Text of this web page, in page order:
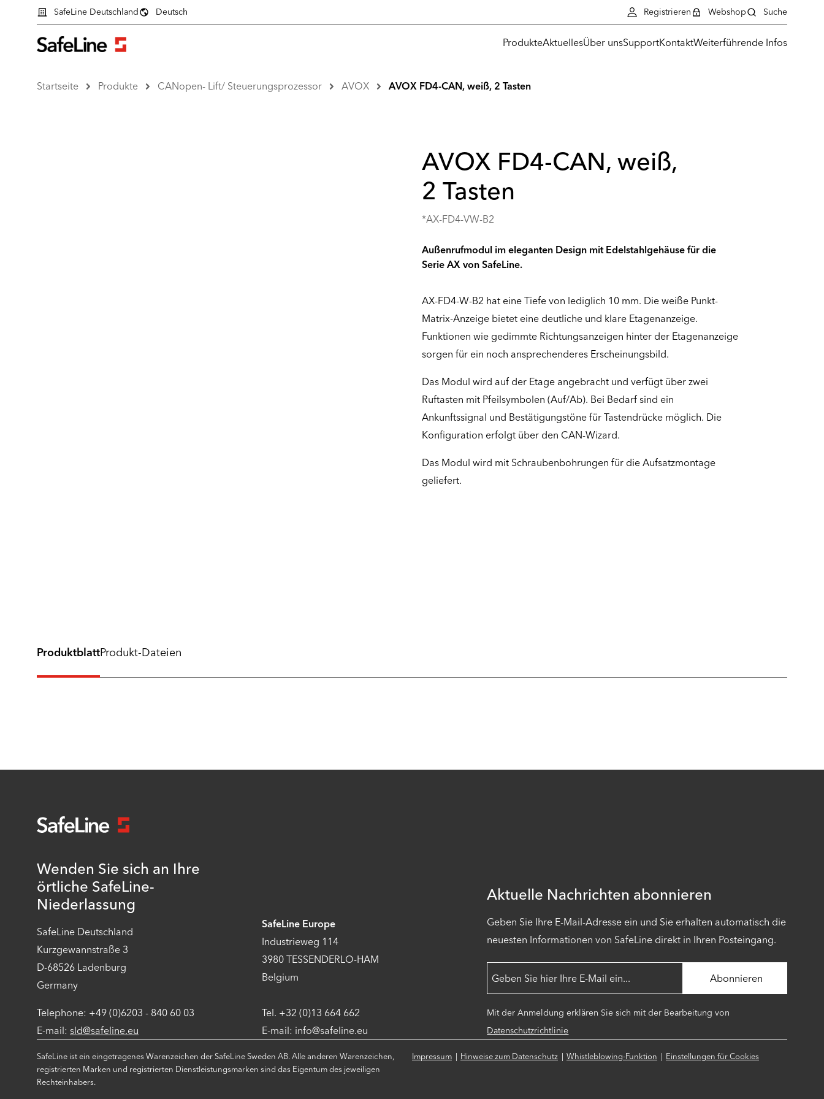
ProdukteAktuellesÜber unsSupportKontaktWeiterführende Infos
SafeLine Deutschland Deutsch Registrieren Webshop Suche
Startseite Produkte CANopen- Lift/ Steuerungsprozessor AVOX AVOX FD4-CAN, weiß, 2 Tasten
AVOX FD4-CAN, weiß,
2 Tasten
*AX-FD4-VW-B2
Außenrufmodul im eleganten Design mit Edelstahlgehäuse für die
Serie AX von SafeLine.
AX-FD4-W-B2 hat eine Tiefe von lediglich 10 mm. Die weiße Punkt-
Matrix-Anzeige bietet eine deutliche und klare Etagenanzeige.
Funktionen wie gedimmte Richtungsanzeigen hinter der Etagenanzeige
sorgen für ein noch ansprechenderes Erscheinungsbild.
Das Modul wird auf der Etage angebracht und verfügt über zwei
Ruftasten mit Pfeilsymbolen (Auf/Ab). Bei Bedarf sind ein
Ankunftssignal und Bestätigungstöne für Tastendrücke möglich. Die
Konfiguration erfolgt über den CAN-Wizard.
Das Modul wird mit Schraubenbohrungen für die Aufsatzmontage
geliefert.
ProduktblattProdukt-Dateien
Wenden Sie sich an Ihre
örtliche SafeLine-
Niederlassung
SafeLine Deutschland
Kurzgewannstraße 3
D-68526 Ladenburg
Germany
Telephone: +49 (0)6203 - 840 60 03
E-mail: sld@safeline.eu
SafeLine Europe
Industrieweg 114
3980 TESSENDERLO-HAM
Belgium
Tel. +32 (0)13 664 662
E-mail: info@safeline.eu
Aktuelle Nachrichten abonnieren
Geben Sie Ihre E-Mail-Adresse ein und Sie erhalten automatisch die
neuesten Informationen von SafeLine direkt in Ihren Posteingang.
Mit der Anmeldung erklären Sie sich mit der Bearbeitung von
Datenschutzrichtlinie
SafeLine ist ein eingetragenes Warenzeichen der SafeLine Sweden AB. Alle anderen Warenzeichen,
registrierten Marken und registrierten Dienstleistungsmarken sind das Eigentum des jeweiligen
Rechteinhabers.
Impressum Hinweise zum Datenschutz Whistleblowing-Funktion Einstellungen für Cookies